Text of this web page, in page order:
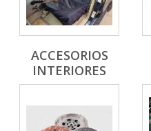
ACCESORIOS
INTERIORES